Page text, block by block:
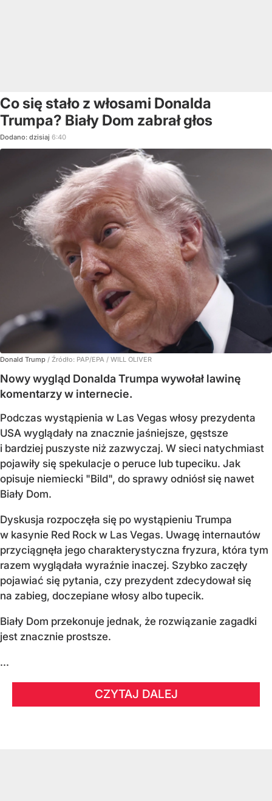
Co się stało z włosami Donalda
Trumpa? Biały Dom zabrał głos
Dodano: dzisiaj 6:40
Donald Trump / Źródło: PAP/EPA / WILL OLIVER
Nowy wygląd Donalda Trumpa wywołał lawinę
komentarzy w internecie.
Podczas wystąpienia w Las Vegas włosy prezydenta
USA wyglądały na znacznie jaśniejsze, gęstsze
i bardziej puszyste niż zazwyczaj. W sieci natychmiast
pojawiły się spekulacje o peruce lub tupeciku. Jak
opisuje niemiecki "Bild", do sprawy odniósł się nawet
Biały Dom.
Dyskusja rozpoczęła się po wystąpieniu Trumpa
w kasynie Red Rock w Las Vegas. Uwagę internautów
przyciągnęła jego charakterystyczna fryzura, która tym
razem wyglądała wyraźnie inaczej. Szybko zaczęły
pojawiać się pytania, czy prezydent zdecydował się
na zabieg, doczepiane włosy albo tupecik.
Biały Dom przekonuje jednak, że rozwiązanie zagadki
jest znacznie prostsze.
...
CZYTAJ DALEJ